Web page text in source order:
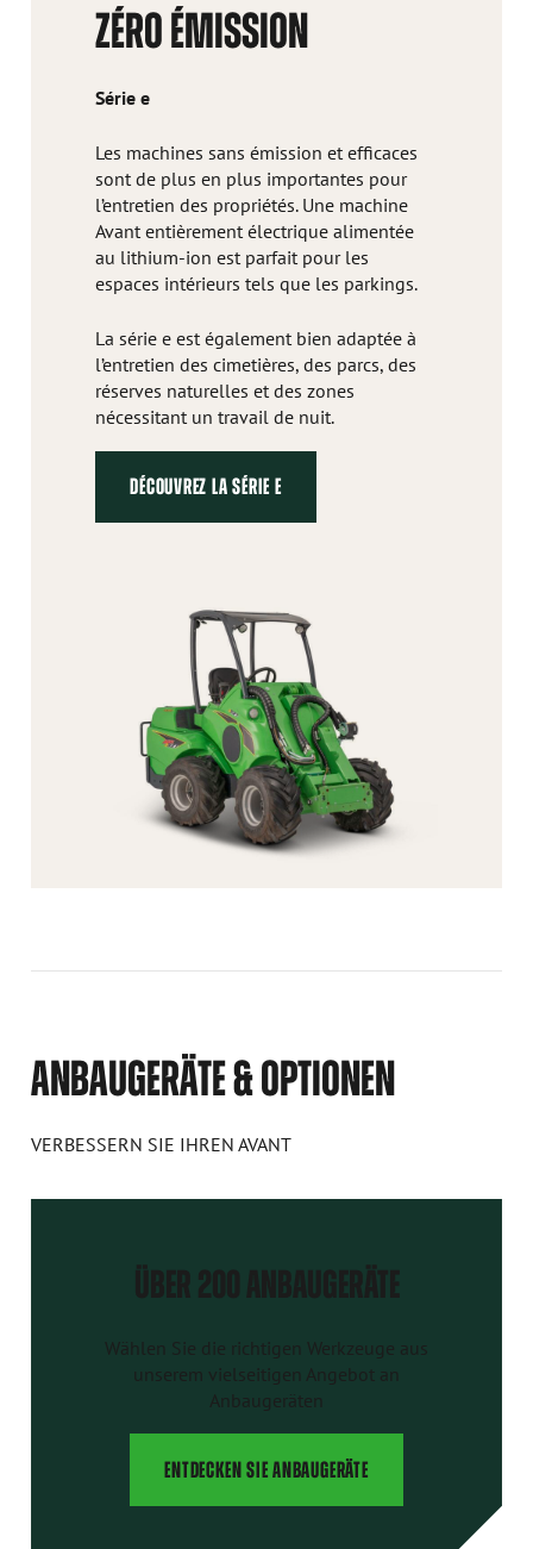
ZÉRO ÉMISSION
Série e
Les machines sans émission et efficaces
sont de plus en plus importantes pour
l’entretien des propriétés. Une machine
Avant entièrement électrique alimentée
au lithium-ion est parfait pour les
espaces intérieurs tels que les parkings.
La série e est également bien adaptée à
l’entretien des cimetières, des parcs, des
réserves naturelles et des zones
nécessitant un travail de nuit.
DÉCOUVREZ LA SÉRIE E
ANBAUGERÄTE & OPTIONEN
VERBESSERN SIE IHREN AVANT
ÜBER 200 ANBAUGERÄTE
Wählen Sie die richtigen Werkzeuge aus
unserem vielseitigen Angebot an
Anbaugeräten
ENTDECKEN SIE ANBAUGERÄTE